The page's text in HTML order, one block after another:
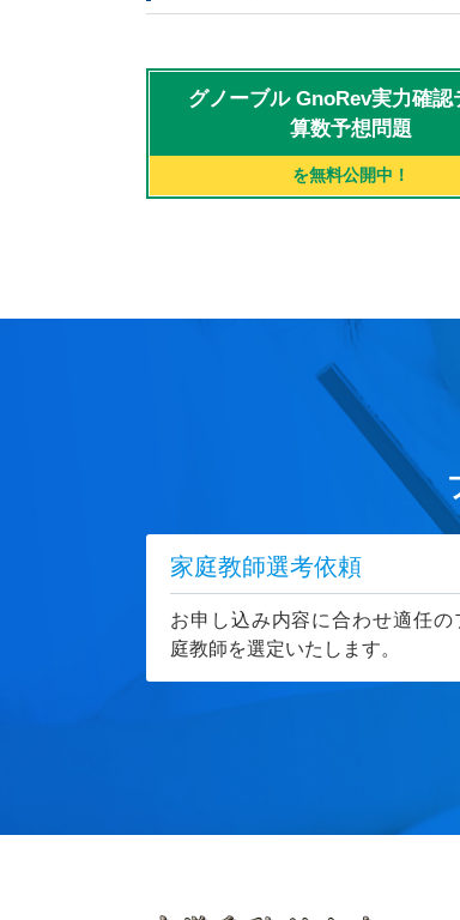
グノーブル GnoRev実力確認
算数予想問題
を無料公開中！
家庭教師選考依頼
お申し込み内容に合わせ適任の
庭教師を選定いたします。